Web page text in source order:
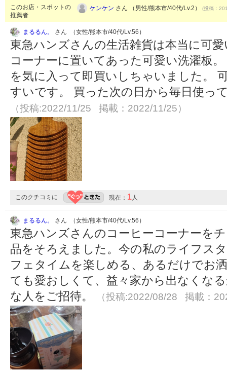
このお店・スポットの
推薦者
ケンケン さん （男性/熊本市/40代/Lv.2） (投稿：
まるるん。 さん （女性/熊本市/40代/Lv.56）
東急ハンズさんの生活雑貨は本当に可
コーナーに置いてあった可愛い洗濯板
を気に入って即買いしちゃいました。
すいです。 買った次の日から毎日使っ
（投稿:2022/11/25 掲載：2022/11/25）
このクチコミに 現在： 1人
まるるん。 さん （女性/熊本市/40代/Lv.56）
東急ハンズさんのコーヒーコーナーを
品をそろえました。今の私のライフス
フェタイムを楽しめる、あるだけでお
ても愛おしくて、益々家から出なくな
な人をご招待。
（投稿:2022/08/28 掲載：